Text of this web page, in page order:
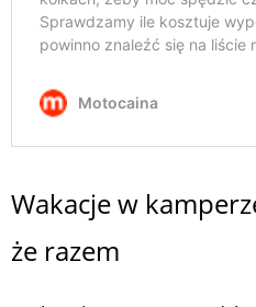
Wakacje w
że razem